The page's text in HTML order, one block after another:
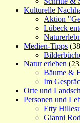
Kulturelle
Aktion
Lübeck
Medien-Tipps
Natur erleben
Bäume &
Im
Orte und
Personen und
Etty
Gianni